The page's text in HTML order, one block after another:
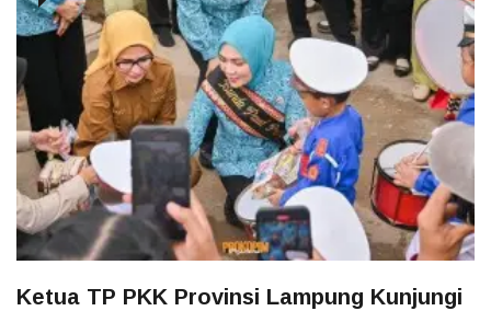
Ketua TP PKK Provinsi Lampung Kunjungi